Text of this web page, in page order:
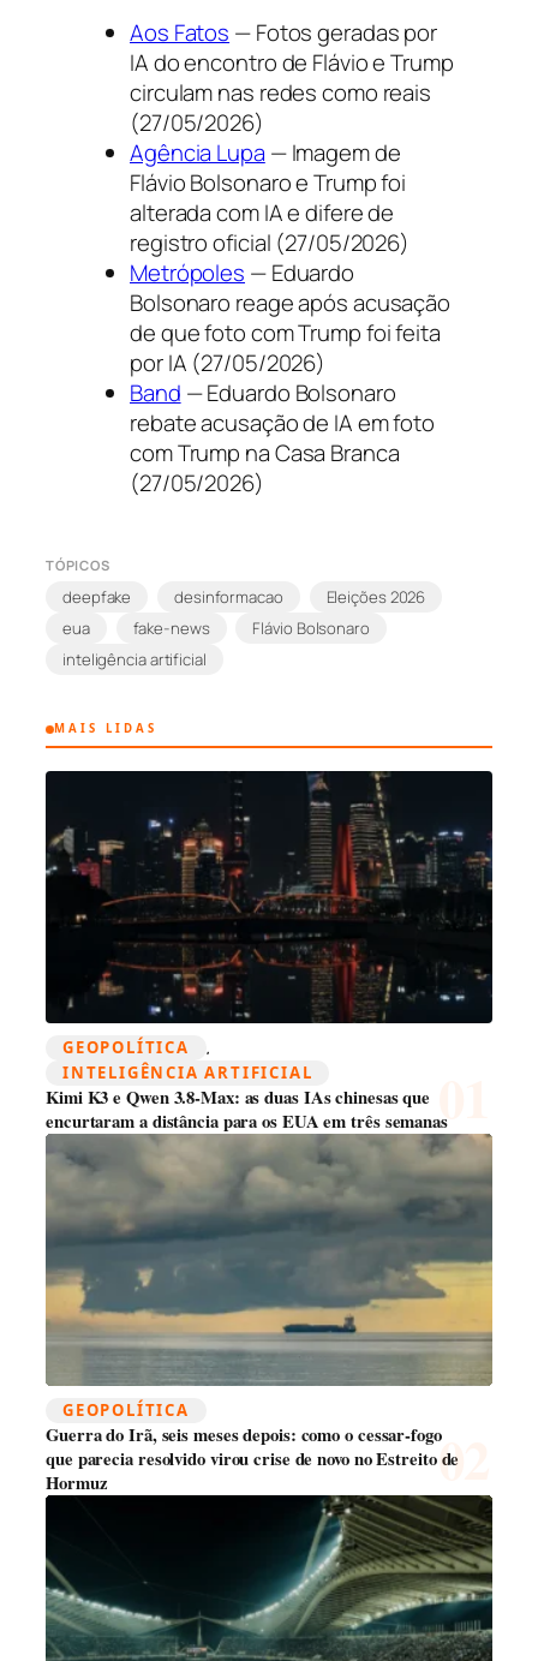
Aos Fatos — Fotos geradas por
IA do encontro de Flávio e Trump
circulam nas redes como reais
(27/05/2026)
Agência Lupa — Imagem de
Flávio Bolsonaro e Trump foi
alterada com IA e difere de
registro oficial (27/05/2026)
Metrópoles — Eduardo
Bolsonaro reage após acusação
de que foto com Trump foi feita
por IA (27/05/2026)
Band — Eduardo Bolsonaro
rebate acusação de IA em foto
com Trump na Casa Branca
(27/05/2026)
TÓPICOS
deepfake desinformacao
Eleições 2026
eua
fake-news
Flávio Bolsonaro
inteligência artificial
MAIS LIDAS
GEOPOLÍTICA ,
INTELIGÊNCIA ARTIFICIAL
Kimi K3 e Qwen 3.8-Max: as duas IAs chinesas que
encurtaram a distância para os EUA em três semanas
GEOPOLÍTICA
Guerra do Irã, seis meses depois: como o cessar-fogo
que parecia resolvido virou crise de novo no Estreito de
Hormuz